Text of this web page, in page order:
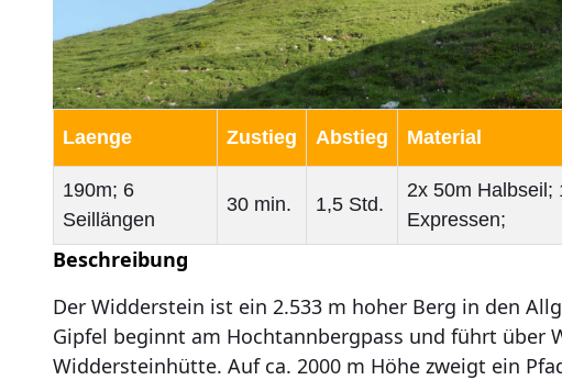
Laenge Zustieg Abstieg Material
190m; 6
Seillängen
30 min. 1,5 Std.
2x 50m Halbseil;
Expressen;
Beschreibung
Der Widderstein ist ein 2.533 m hoher Berg in den
Gipfel beginnt am Hochtannbergpass und führt über
Widdersteinhütte. Auf ca. 2000 m Höhe zweigt ein